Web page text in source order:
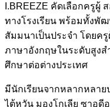
I.BREEZE คัดเลือกครูผู้
ทางโรงเรียน พร้อมทั้งพั
สัมมนาเป็นประจำ โดยค
ภาษาอังกฤษในระดับสูงส
ศึกษาต่อต่างประเทศ
มีนักเรียนจากหลากหลาย
ไต้หวัน มองโกเลีย ซาอุดี